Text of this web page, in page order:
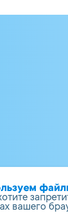
вашего